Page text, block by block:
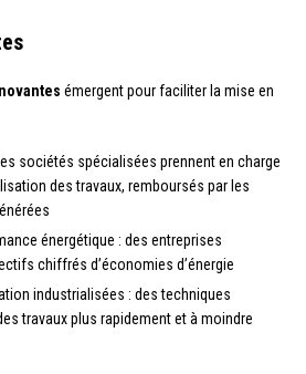
émergent pour faciliter la mise en
sociétés spécialisées prennent en charge
des travaux, remboursés par les
énergétique : des entreprises
chiffrés d’économies d’énergie
industrialisées : des techniques
travaux plus rapidement et à moindre